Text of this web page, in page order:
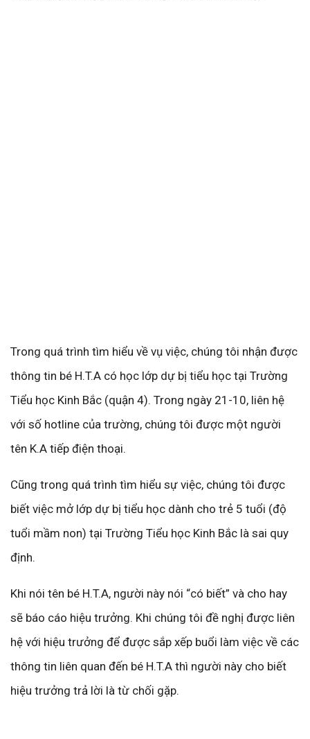
Trong quá trình tìm hiểu về vụ việc, chúng tôi nhận được
thông tin bé H.T.A có học lớp dự bị tiểu học tại Trường
Tiểu học Kinh Bắc (quận 4). Trong ngày 21-10, liên hệ
với số hotline của trường, chúng tôi được một người
tên K.A tiếp điện thoại.
Cũng trong quá trình tìm hiểu sự việc, chúng tôi được
biết việc mở lớp dự bị tiểu học dành cho trẻ 5 tuổi (độ
tuổi mầm non) tại Trường Tiểu học Kinh Bắc là sai quy
định.
Khi nói tên bé H.T.A, người này nói “có biết” và cho hay
sẽ báo cáo hiệu trưởng. Khi chúng tôi đề nghị được liên
hệ với hiệu trưởng để được sắp xếp buổi làm việc về các
thông tin liên quan đến bé H.T.A thì người này cho biết
hiệu trưởng trả lời là từ chối gặp.